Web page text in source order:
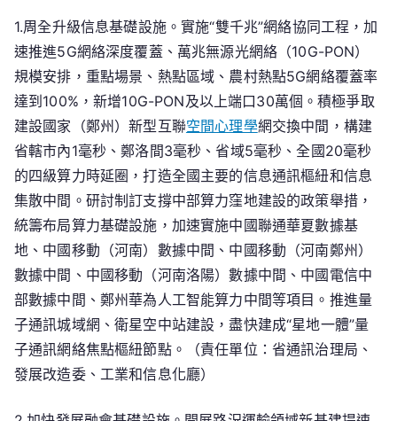
1.周全升級信息基礎設施。實施“雙千兆”網絡協同工程，加
速推進5G網絡深度覆蓋、萬兆無源光網絡（10G-PON）
規模安排，重點場景、熱點區域、農村熱點5G網絡覆蓋率
達到100%，新增10G-PON及以上端口30萬個。積極爭取
建設國家（鄭州）新型互聯空間心理學網交換中間，構建
省轄市內1毫秒、鄭洛間3毫秒、省域5毫秒、全國20毫秒
的四級算力時延圈，打造全國主要的信息通訊樞紐和信息
集散中間。研討制訂支撐中部算力窪地建設的政策舉措，
統籌布局算力基礎設施，加速實施中國聯通華夏數據基
地、中國移動（河南）數據中間、中國移動（河南鄭州）
數據中間、中國移動（河南洛陽）數據中間、中國電信中
部數據中間、鄭州華為人工智能算力中間等項目。推進量
子通訊城域網、衛星空中站建設，盡快建成“星地一體”量
子通訊網絡焦點樞紐節點。（責任單位：省通訊治理局、
發展改造委、工業和信息化廳）